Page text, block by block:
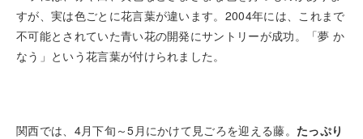
すが、実は色ごとに花言葉が違います。2004年には、これまで
不可能とされていた青い花の開発にサントリーが成功。「夢 か
なう」という花言葉が付けられました。
関西では、4月下旬～5月にかけて見ごろを迎える藤。 たっぷり